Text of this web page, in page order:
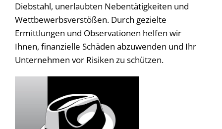
Diebstahl, unerlaubten Nebentätigkeiten und
Wettbewerbsverstößen. Durch gezielte
Ermittlungen und Observationen helfen wir
Ihnen, finanzielle Schäden abzuwenden und Ihr
Unternehmen vor Risiken zu schützen.